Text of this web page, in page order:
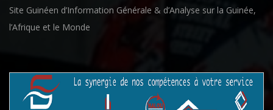
Site Guinéen d’Information Générale & d’Analyse sur la Guinée,
l’Afrique et le Monde